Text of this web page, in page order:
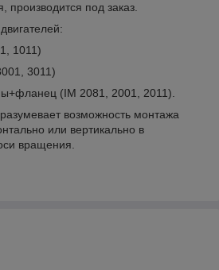
производится под заказ.
1011)
3011)
(IM 2081, 2001, 2011).
возможность монтажа
или вертикально в
вращения.